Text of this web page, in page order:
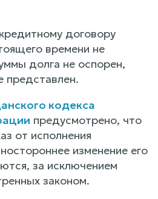
договору
времени не
долга не оспорен,
представлен.
кодекса
предусмотрено, что
от исполнения
изменение его
за исключением
законом.